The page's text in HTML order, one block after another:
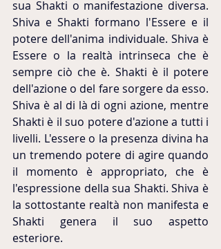
sua Shakti o manifestazione diversa.
Shiva e Shakti formano l'Essere e il
potere dell'anima individuale. Shiva è
Essere o la realtà intrinseca che è
sempre ciò che è. Shakti è il potere
dell'azione o del fare sorgere da esso.
Shiva è al di là di ogni azione, mentre
Shakti è il suo potere d'azione a tutti i
livelli. L'essere o la presenza divina ha
un tremendo potere di agire quando
il momento è appropriato, che è
l'espressione della sua Shakti. Shiva è
la sottostante realtà non manifesta e
Shakti genera il suo aspetto
esteriore.